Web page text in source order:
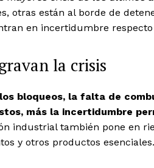
otras están al borde de
en incertidumbre
la crisis
los bloqueos, la falta de
más la incertidumbre
industrial también pone en
y otros productos esenciales.